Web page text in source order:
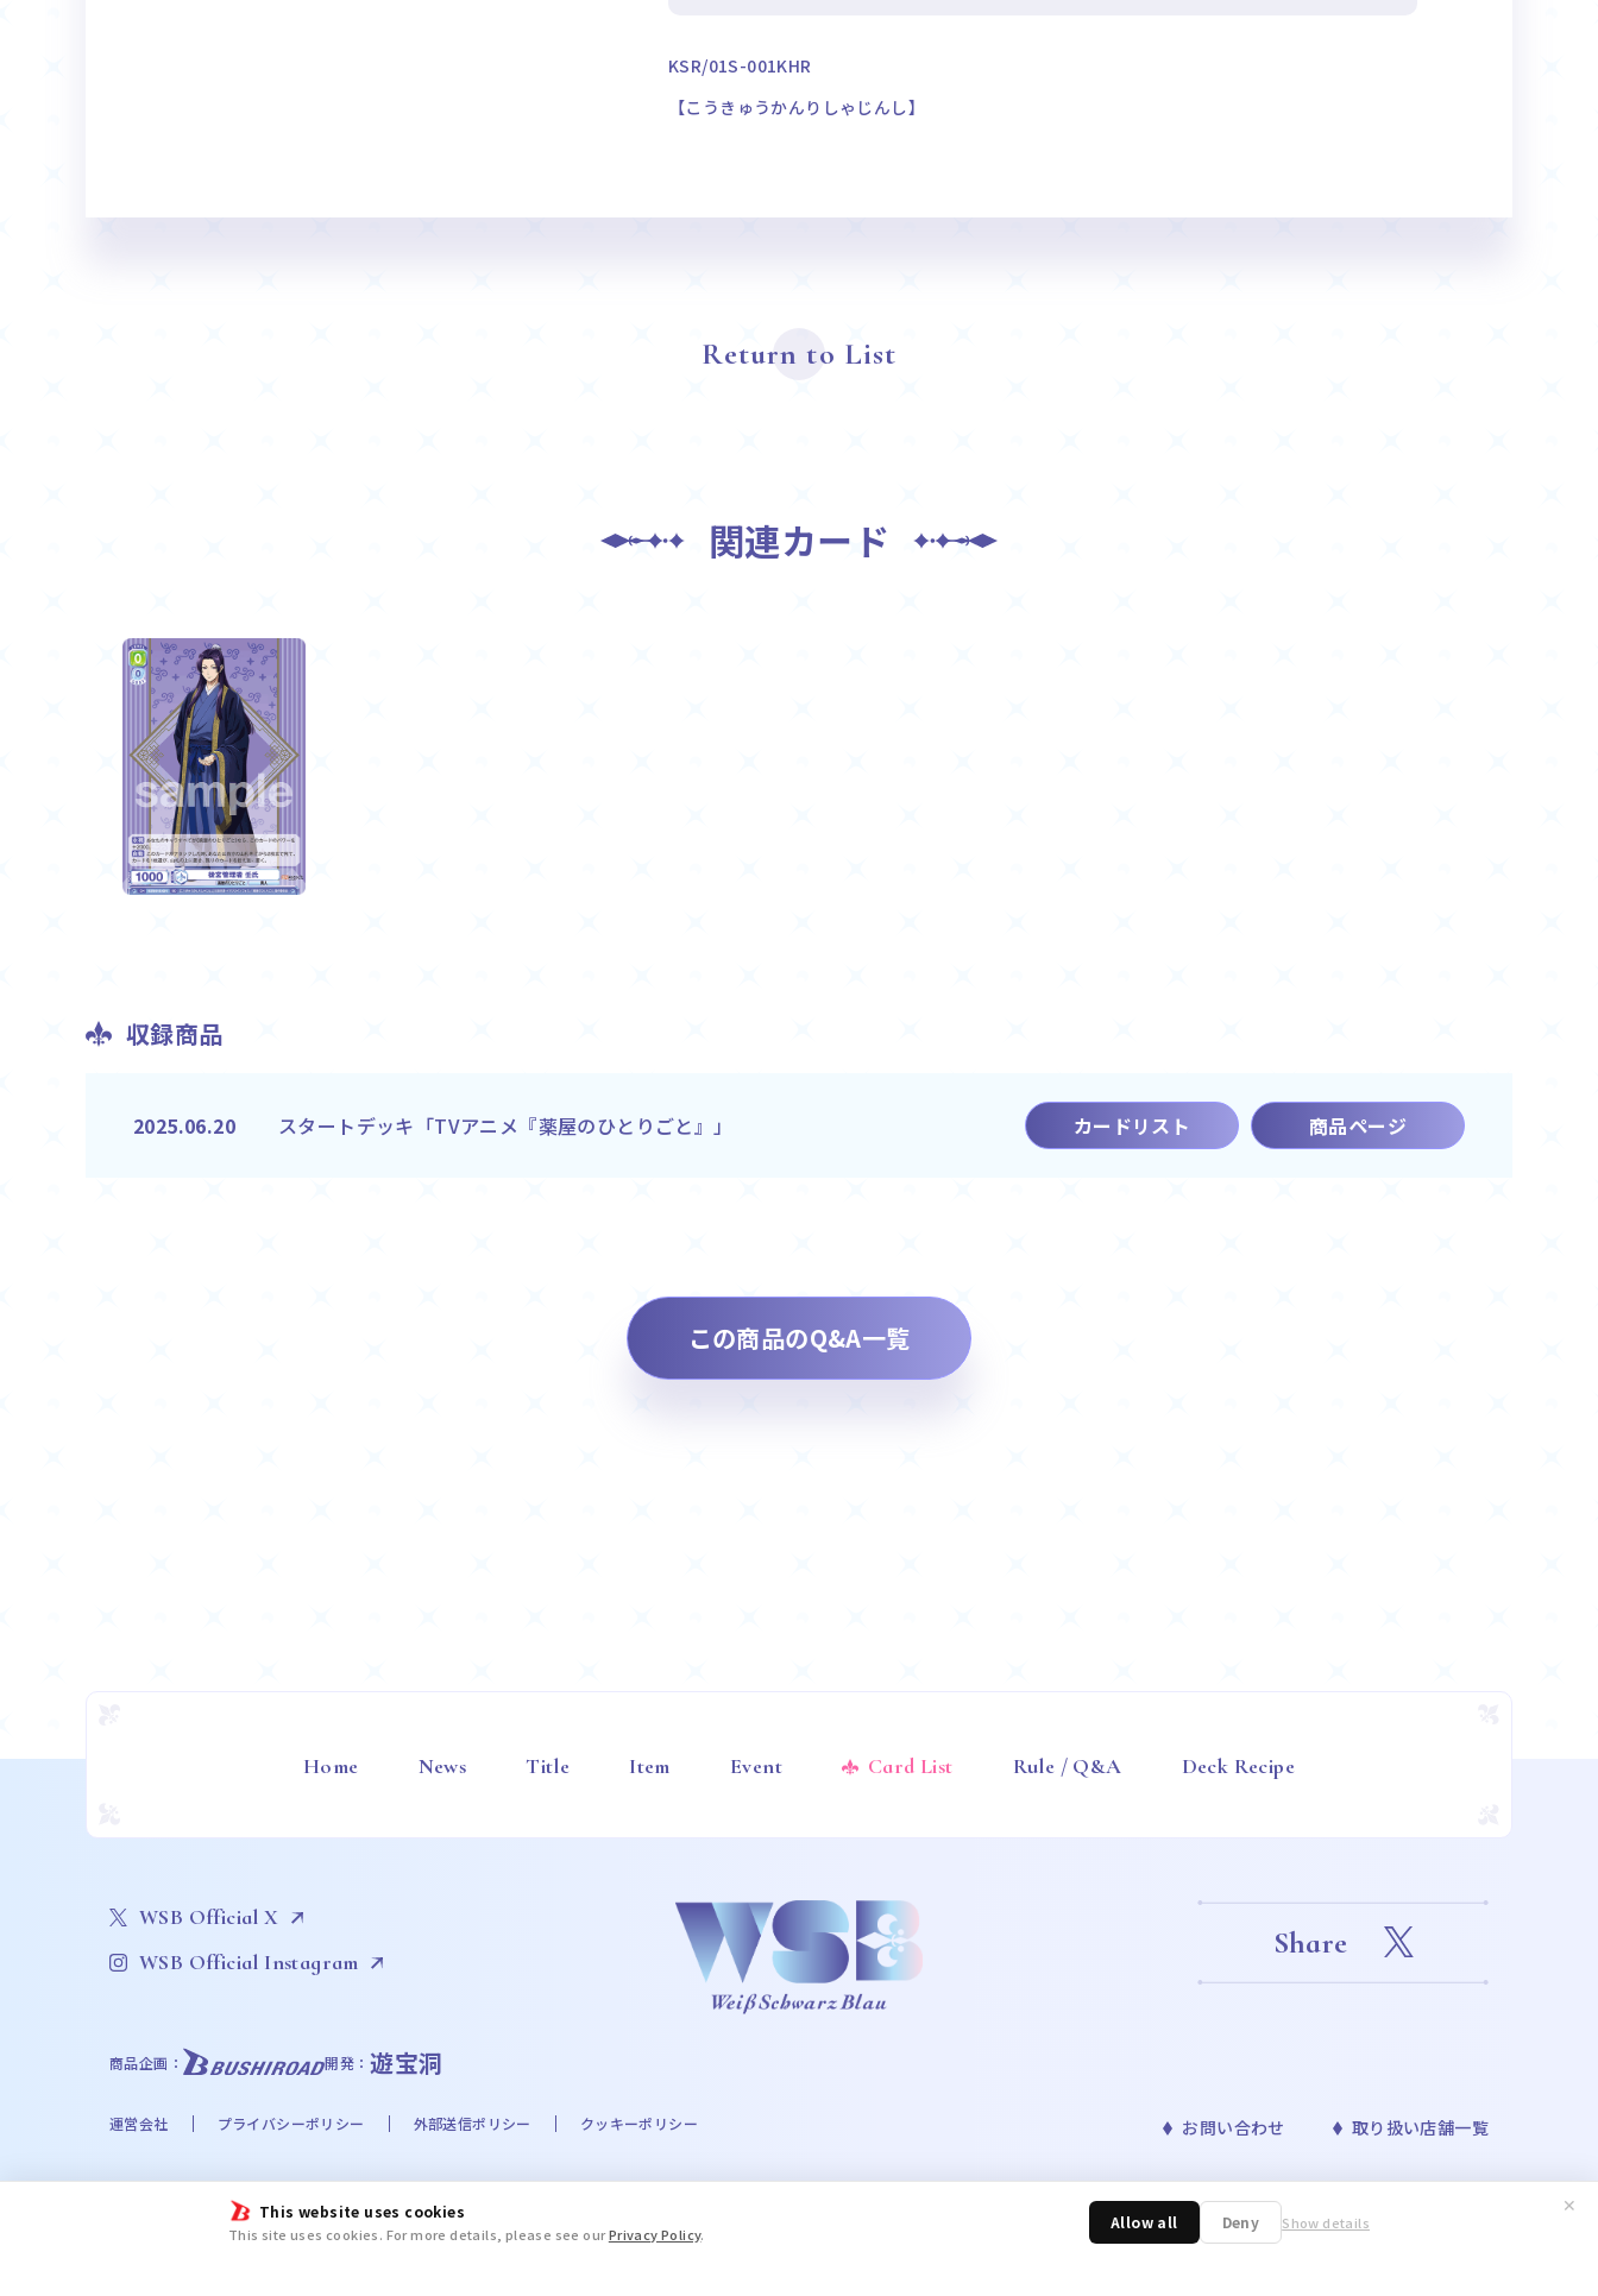
This website uses cookies
This site uses cookies. For more details, please see ourPrivacy Policy.
Allow all Deny Show details
✕
KSR/01S-001KHR
【こうきゅうかんりしゃじんし】
Return to List
関連カード
収録商品
2025.06.20 スタートデッキ「TVアニメ『薬屋のひとりごと』」 カードリスト 商品ページ
この商品のQ&A一覧
Home News Title Item Event Card List Rule / Q&A Deck Recipe
WSB Official X
WSB Official Instagram
Share
商品企画： 開発： 遊宝洞
運営会社 プライバシーポリシー 外部送信ポリシー クッキーポリシー お問い合わせ 取り扱い店舗一覧
©Liber Entertainment Inc. All Rights Reserved. ©UTA☆PRI-MOVIE PROJECT ©UTA☆PRI-MOVIE ST PROJECT ©Eve THE IDOLM@STER™& ©Bandai Namco Entertainment Inc. ©Disney
©Disney. Based on the “Winnie the Pooh” works by A.A. Milne and E.H. Shepard. © 2016 COVER Corp. © STPR Inc. ©ARGONAVIS project. ©青山剛昌／小学館・読売テレビ・TMS 1996 ©nagano /